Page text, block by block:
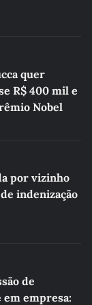
quer
R$ 400 mil e
Nobel
por vizinho
indenização
de
empresa: